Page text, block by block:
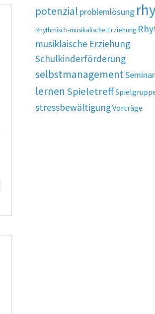
potenzial problemlösung
Rhythmisch-musikalische Erziehung
musiklaische Erziehung
Schulkinderförderung
selbstmanagement
lernen Spieletreff
stressbewältigungVorträge